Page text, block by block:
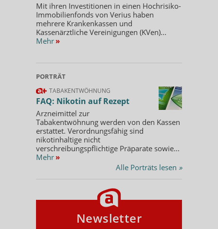
Mit ihren Investitionen in einen Hochrisiko-
Immobilienfonds von Verius haben
mehrere Krankenkassen und
Kassenärztliche Vereinigungen (KVen)...
Mehr »
PORTRÄT
TABAKENTWÖHNUNG
FAQ: Nikotin auf Rezept
Arzneimittel zur
Tabakentwöhnung werden von den Kassen
erstattet. Verordnungsfähig sind
nikotinhaltige nicht
verschreibungspflichtige Präparate sowie...
Mehr »
Alle Porträts lesen »
Newsletter